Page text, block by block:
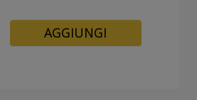
AGGIUNGI